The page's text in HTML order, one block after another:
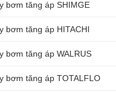
bơm tăng áp SHIMGE
bơm tăng áp HITACHI
bơm tăng áp WALRUS
bơm tăng áp TOTALFLO